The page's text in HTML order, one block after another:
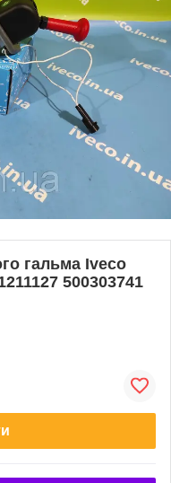
гальма Iveco
500303741